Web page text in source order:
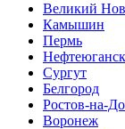
Великий
Камышин
Пермь
Нефтеюганск
Сургут
Белгород
Ростов-на-
Воронеж